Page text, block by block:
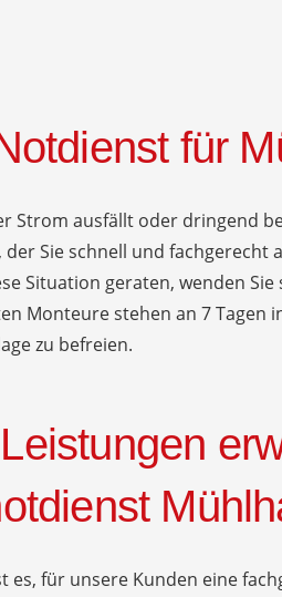
für
Strom ausfällt oder dringend
der Sie schnell und fachgerecht
Situation geraten, wenden
Monteure stehen an 7 Tagen
zu befreien.
es, für unsere Kunden eine